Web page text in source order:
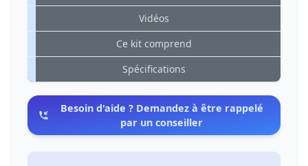
Vidéos
Ce kit comprend
Spécifications
Besoin d'aide ? Demandez à être rappelé
par un conseiller